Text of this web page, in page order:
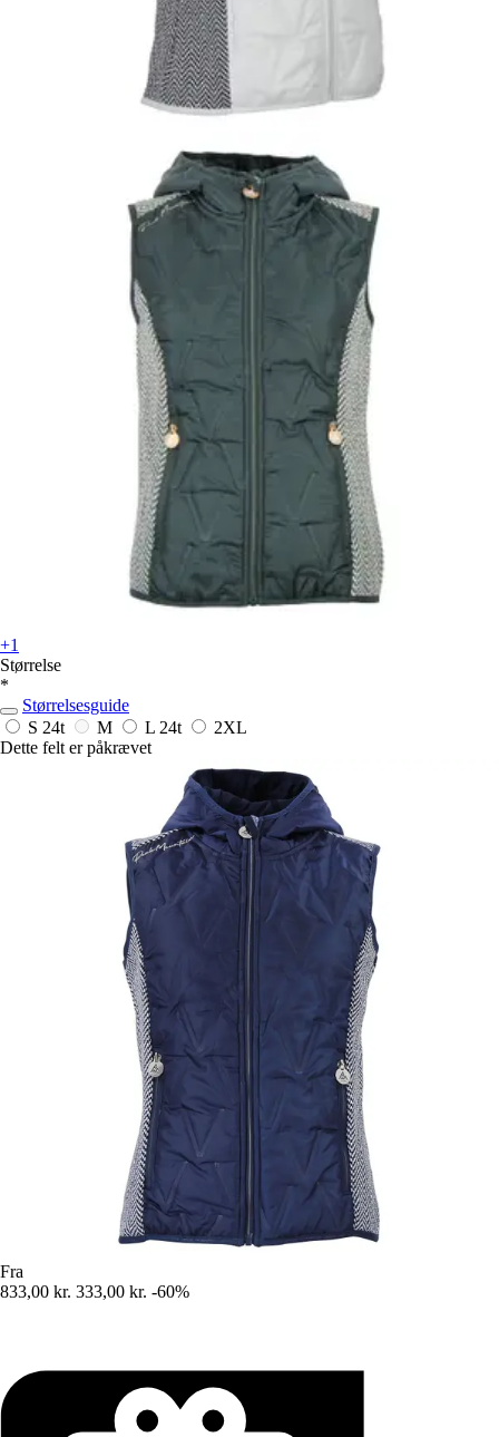
+1
Størrelse
*
Størrelsesguide
S 24t M L 24t
2XL
Dette felt er påkrævet
Fra
833,00 kr. 333,00 kr. -60%